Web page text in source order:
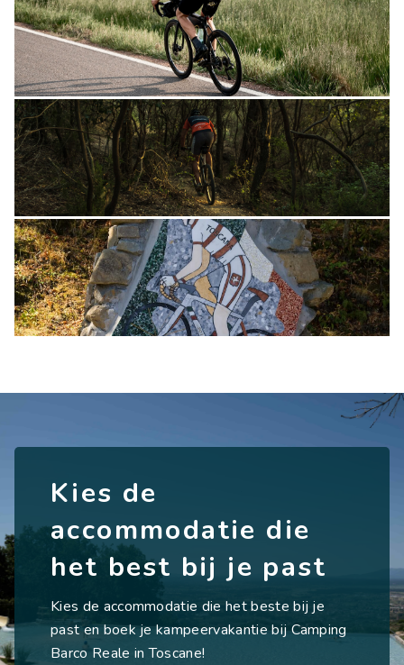
Kies de
accommodatie die
het best bij je past
Kies de accommodatie die het beste bij je
past en boek je kampeervakantie bij Camping
Barco Reale in Toscane!